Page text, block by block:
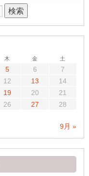
木 金 土
5 6
7
12 13
14
19 20
21
26 27
28
9月 »